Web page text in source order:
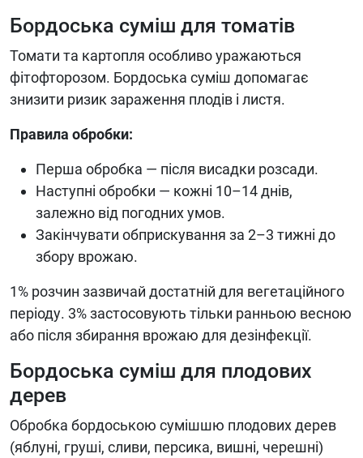
Бордоська суміш для томатів
Томати та картопля особливо уражаються
фітофторозом. Бордоська суміш допомагає
знизити ризик зараження плодів і листя.
Правила обробки:
Перша обробка — після висадки розсади.
Наступні обробки — кожні 10–14 днів,
залежно від погодних умов.
Закінчувати обприскування за 2–3 тижні до
збору врожаю.
1% розчин зазвичай достатній для вегетаційного
періоду. 3% застосовують тільки ранньою весною
або після збирання врожаю для дезінфекції.
Бордоська суміш для плодових
дерев
Обробка бордоською сумішшю плодових дерев
(яблуні, груші, сливи, персика, вишні, черешні)